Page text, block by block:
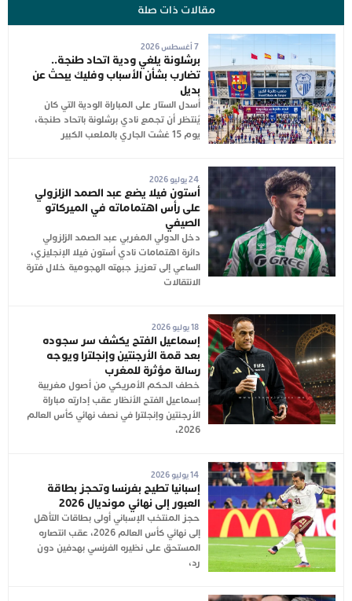
مقالات ذات صلة
7 أغسطس 2026
برشلونة يلغي ودية اتحاد طنجة..
تضارب بشأن الأسباب وفليك يبحث عن
بديل
أُسدل الستار على المباراة الودية التي كان
يُنتظر أن تجمع نادي برشلونة باتحاد طنجة،
يوم 15 غشت الجاري بالملعب الكبير
24 يوليو 2026
أستون فيلا يضع عبد الصمد الزلزولي
على رأس اهتماماته في الميركاتو
الصيفي
دخل الدولي المغربي عبد الصمد الزلزولي
دائرة اهتمامات نادي أستون فيلا الإنجليزي،
الساعي إلى تعزيز جبهته الهجومية خلال فترة
الانتقالات
18 يوليو 2026
إسماعيل الفتح يكشف سر سجوده
بعد قمة الأرجنتين وإنجلترا ويوجه
رسالة مؤثرة للمغرب
خطف الحكم الأمريكي من أصول مغربية
إسماعيل الفتح الأنظار عقب إدارته مباراة
الأرجنتين وإنجلترا في نصف نهائي كأس العالم
2026،
14 يوليو 2026
إسبانيا تطيح بفرنسا وتحجز بطاقة
العبور إلى نهائي مونديال 2026
حجز المنتخب الإسباني أولى بطاقات التأهل
إلى نهائي كأس العالم 2026، عقب انتصاره
المستحق على نظيره الفرنسي بهدفين دون
رد،